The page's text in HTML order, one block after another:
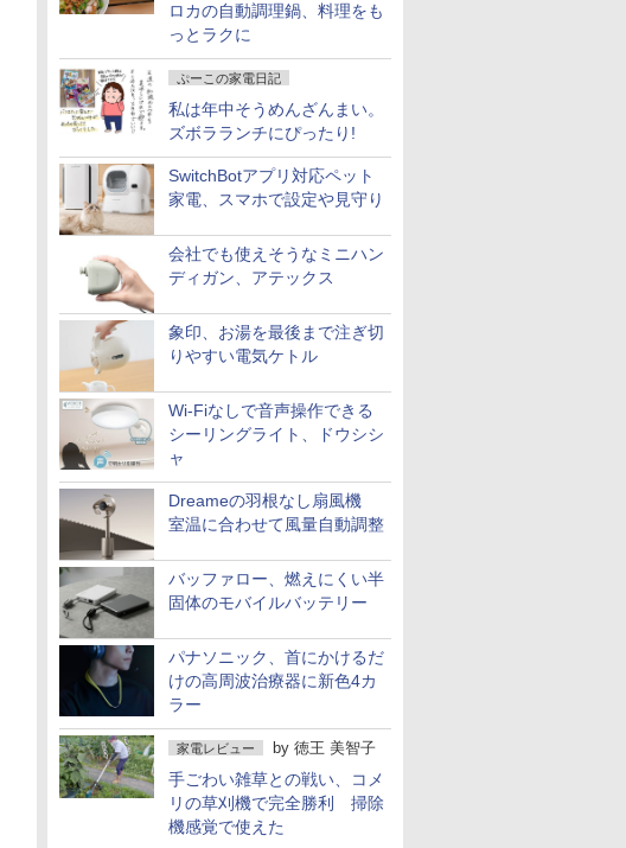
ロカの自動調理鍋、料理をも
っとラクに
ぷーこの家電日記
私は年中そうめんざんまい。
ズボラランチにぴったり!
SwitchBotアプリ対応ペット
家電、スマホで設定や見守り
会社でも使えそうなミニハン
ディガン、アテックス
象印、お湯を最後まで注ぎ切
りやすい電気ケトル
Wi-Fiなしで音声操作できる
シーリングライト、ドウシシ
ャ
Dreameの羽根なし扇風機
室温に合わせて風量自動調整
バッファロー、燃えにくい半
固体のモバイルバッテリー
パナソニック、首にかけるだ
けの高周波治療器に新色4カ
ラー
家電レビュー by 徳王 美智子
手ごわい雑草との戦い、コメ
リの草刈機で完全勝利 掃除
機感覚で使えた